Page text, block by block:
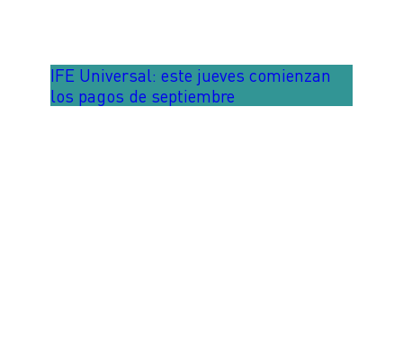
IFE Universal: este jueves comienzan
los pagos de septiembre